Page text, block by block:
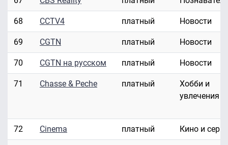
68 CCTV4 платный Новости
69 CGTN платный Новости
70 CGTN на русском платный Новости
71 Chasse & Peche платный
Хобби и
увлечения
72 Cinema платный Кино и